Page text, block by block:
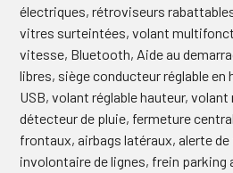
électriques, rétroviseurs
vitres surteintées, volant
vitesse, Bluetooth, Aide au
libres, siège conducteur réglable en
USB, volant réglable hauteur,
détecteur de pluie, fermeture
frontaux, airbags latéraux, alerte
involontaire de lignes, frein parking